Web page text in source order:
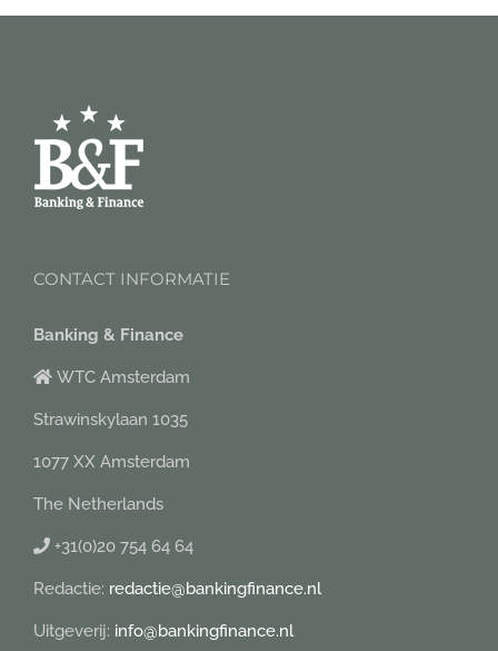
CONTACT INFORMATIE
Banking & Finance
WTC Amsterdam
Strawinskylaan 1035
1077 XX Amsterdam
The Netherlands
+31(0)20 754 64 64
Redactie: redactie@bankingfinance.nl
Uitgeverij: info@bankingfinance.nl